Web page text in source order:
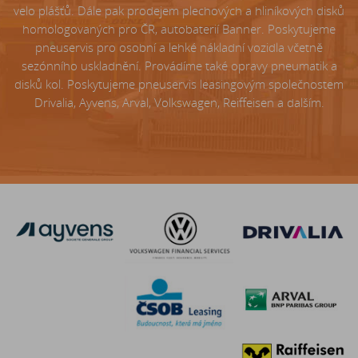
velo plášťů. Dále pak prodejem plechových a hliníkových disků
homologovaných pro ČR, autobaterií Banner. Poskytujeme
pneuservis pro osobní a lehké nákladní vozidla včetně
sezónního uskladnění. Provádíme také opravy pneumatik a
disků kol. Poskytujeme pneuservis leasingovým společnostem
Drivalia, Ayvens, Arval, Volkswagen, Reiffeisen a dalším.